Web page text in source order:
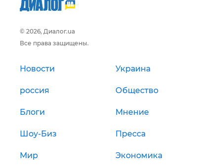
© 2026, Диалог.ua
Все права защищены.
Новости Украина
россия Общество
Блоги Мнение
Шоу-Биз Пресса
Мир Экономика